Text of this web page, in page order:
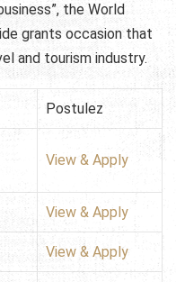
the World
grants occasion that
and tourism industry.
Postulez
View & Apply
View & Apply
View & Apply